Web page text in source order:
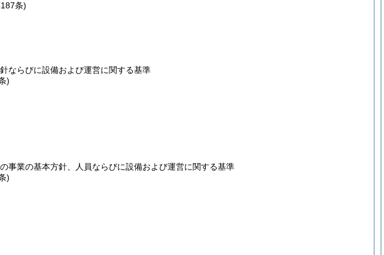
条)
ならびに設備および運営に関する基準
)
事業の基本方針、人員ならびに設備および運営に関する基準
)